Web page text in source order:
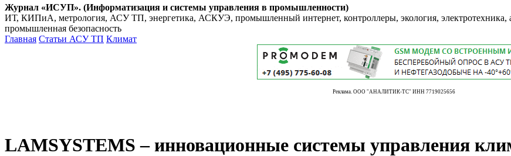
Журнал «ИСУП». (Информатизация и системы управления в промышленности)
ИТ, КИПиА, метрология, АСУ ТП, энергетика, АСКУЭ, промышленный интернет, контроллеры, экология, электротехника,
промышленная безопасность
Главная Статьи АСУ ТП Климат
Реклама. ООО "АНАЛИТИК-ТС" ИНН 7719025656
LAMSYSTEMS – инновационные системы управления